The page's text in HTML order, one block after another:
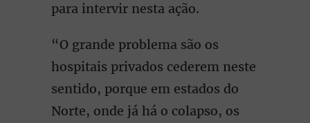
para intervir nesta ação.
“O grande problema são os
hospitais privados cederem neste
sentido, porque em estados do
Norte, onde já há o colapso, os